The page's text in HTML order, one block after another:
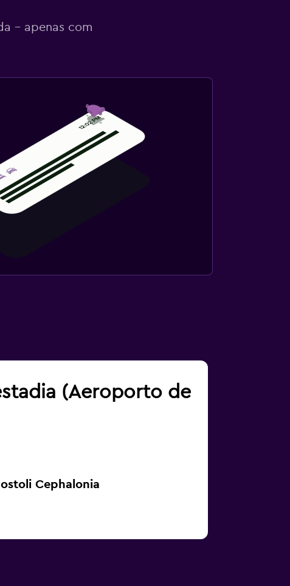
- apenas com
(Aeroporto de
Cephalonia